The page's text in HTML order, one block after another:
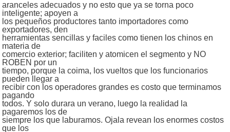
aranceles adecuados y no esto que ya se torna poco
inteligente; apoyen a
los pequeños productores tanto importadores como
exportadores, den
herramientas sencillas y faciles como tienen los chinos en
materia de
comercio exterior; faciliten y atomicen el segmento y NO
ROBEN por un
tiempo, porque la coima, los vueltos que los funcionarios
pueden llegar a
recibir con los operadores grandes es costo que terminamos
pagando
todos. Y solo durara un verano, luego la realidad la
pagaremos los de
siempre los que laburamos. Ojala revean los enormes costos
que los